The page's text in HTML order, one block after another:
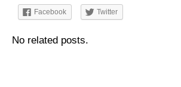
Facebook Twitter
No related posts.